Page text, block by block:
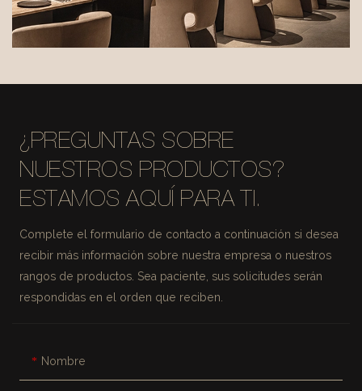
¿PREGUNTAS SOBRE
NUESTROS PRODUCTOS?
ESTAMOS AQUÍ PARA TI.
Complete el formulario de contacto a continuación si desea
recibir más información sobre nuestra empresa o nuestros
rangos de productos. Sea paciente, sus solicitudes serán
respondidas en el orden que reciben.
Nombre